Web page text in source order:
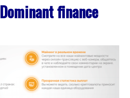
Dominant finance